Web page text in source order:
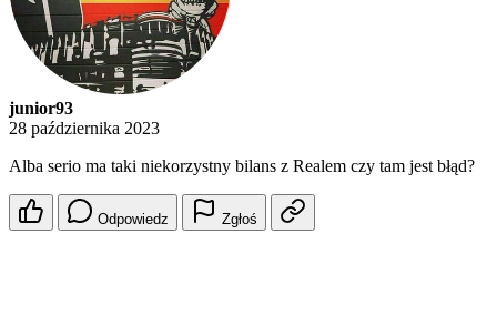
junior93
28 października 2023
Alba serio ma taki niekorzystny bilans z Realem czy tam jest błąd?
Odpowiedz Zgłoś